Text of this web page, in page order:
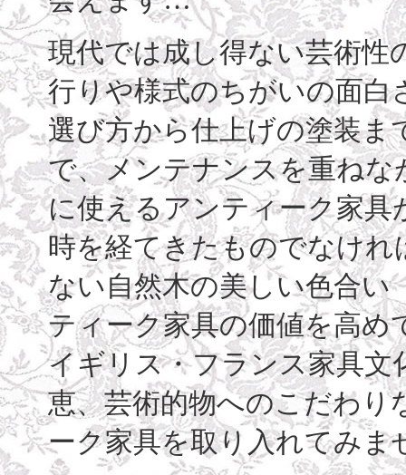
現代では成し得ない芸術性
行りや様式のちがいの面白
選び方から仕上げの塗装
で、メンテナンスを重ね
に使えるアンティーク家
時を経てきたものでなけ
ない自然木の美しい色合い
ティーク家具の価値を高め
イギリス・フランス家具文
恵、芸術的物へのこだわ
ーク家具を取り入れてみま